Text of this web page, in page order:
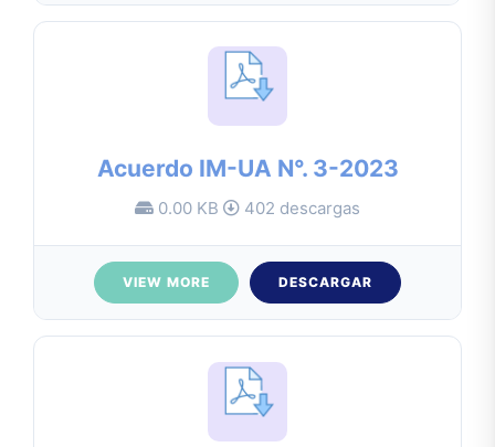
Acuerdo IM-UA N°. 3-2023
0.00 KB 402 descargas
VIEW MORE DESCARGAR